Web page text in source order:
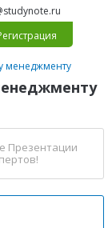
менеджменту
Презентации